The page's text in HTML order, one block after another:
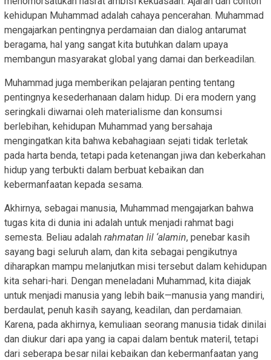
kehidupan Muhammad adalah cahaya pencerahan. Muhammad
mengajarkan pentingnya perdamaian dan dialog antarumat
beragama, hal yang sangat kita butuhkan dalam upaya
membangun masyarakat global yang damai dan berkeadilan.
Muhammad juga memberikan pelajaran penting tentang
pentingnya kesederhanaan dalam hidup. Di era modern yang
seringkali diwarnai oleh materialisme dan konsumsi
berlebihan, kehidupan Muhammad yang bersahaja
mengingatkan kita bahwa kebahagiaan sejati tidak terletak
pada harta benda, tetapi pada ketenangan jiwa dan keberkahan
hidup yang terbukti dalam berbuat kebaikan dan
kebermanfaatan kepada sesama.
Akhirnya, sebagai manusia, Muhammad mengajarkan bahwa
tugas kita di dunia ini adalah untuk menjadi rahmat bagi
semesta. Beliau adalah rahmatan lil ‘alamin, penebar kasih
sayang bagi seluruh alam, dan kita sebagai pengikutnya
diharapkan mampu melanjutkan misi tersebut dalam kehidupan
kita sehari-hari. Dengan meneladani Muhammad, kita diajak
untuk menjadi manusia yang lebih baik—manusia yang mandiri,
berdaulat, penuh kasih sayang, keadilan, dan perdamaian.
Karena, pada akhirnya, kemuliaan seorang manusia tidak dinilai
dan diukur dari apa yang ia capai dalam bentuk materil, tetapi
dari seberapa besar nilai kebaikan dan kebermanfaatan yang